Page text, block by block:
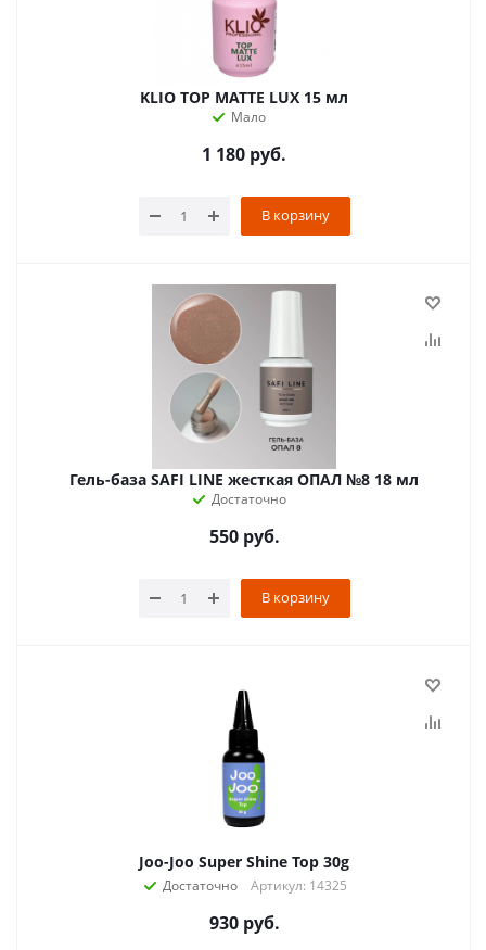
KLIO TOP MATTE LUX 15 мл
Мало
1 180 руб.
В корзину
Гель-база SAFI LINE жесткая ОПАЛ №8 18 мл
Достаточно
550руб.
В корзину
Joo-Joo Super Shine Top 30g
Достаточно Артикул: 14325
930руб.